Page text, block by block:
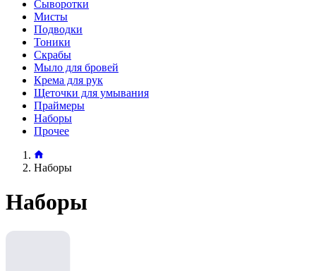
Сыворотки
Мисты
Подводки
Тоники
Скрабы
Мыло для бровей
Крема для рук
Щеточки для умывания
Праймеры
Наборы
Прочее
Наборы
Наборы